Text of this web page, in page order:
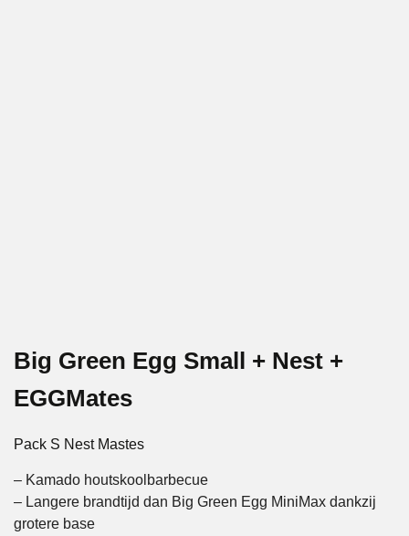
Big Green Egg Small + Nest +
EGGMates
Pack S Nest Mastes
– Kamado houtskoolbarbecue
– Langere brandtijd dan Big Green Egg MiniMax dankzij
grotere base